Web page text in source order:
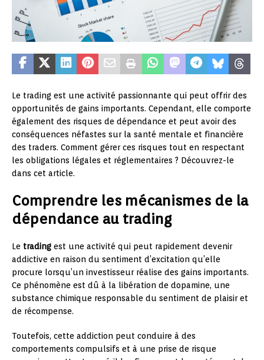
Le trading est une activité passionnante qui peut offrir des
opportunités de gains importants. Cependant, elle comporte
également des risques de dépendance et peut avoir des
conséquences néfastes sur la santé mentale et financière
des traders. Comment gérer ces risques tout en respectant
les obligations légales et réglementaires ? Découvrez-le
dans cet article.
Comprendre les mécanismes de la
dépendance au trading
Le trading est une activité qui peut rapidement devenir
addictive en raison du sentiment d’excitation qu’elle
procure lorsqu’un investisseur réalise des gains importants.
Ce phénomène est dû à la libération de dopamine, une
substance chimique responsable du sentiment de plaisir et
de récompense.
Toutefois, cette addiction peut conduire à des
comportements compulsifs et à une prise de risque